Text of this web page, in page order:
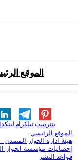
الموقع
تيلكرامبنترست
الموقع الرئيسي
هيئة ادارة الحوار المتمدن -
إحصائيات مؤسسة الحوار
قواعد النشر